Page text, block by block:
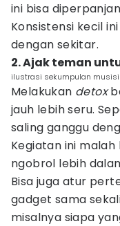
ini bisa
Konsistensi kecil
dengan sekitar.
2. Ajak teman
ilustrasi sekumpulan musisi
Melakukan detox
jauh lebih seru.
saling ganggu
Kegiatan ini
ngobrol lebih
Bisa juga atur
gadget sama
misalnya siapa